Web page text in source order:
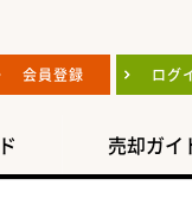
会員登録 ログ
売却ガイ